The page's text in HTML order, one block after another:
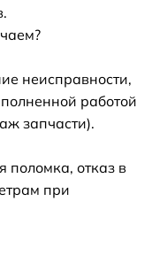
неисправности,
работой
запчасти).
отказ в
при